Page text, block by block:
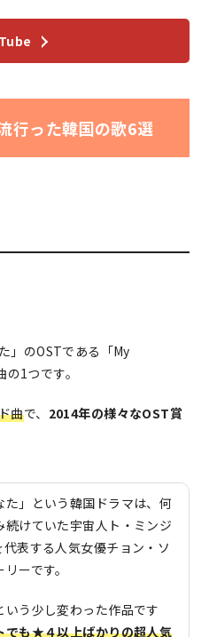
行った韓国の歌6選
」のOSTである「My
1つです。
曲で、 2014年の様々なOST賞
た」という韓国ドラマは、何
続けていた宇宙人ト・ミンジ
代表する人気女優チョン・ソ
ーです。
いう少し変わった作品です
でも★４以上ばかりの超人気